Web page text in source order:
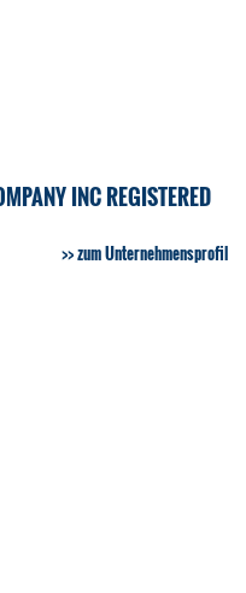
INC REGISTERED
zum Unternehmensprofil